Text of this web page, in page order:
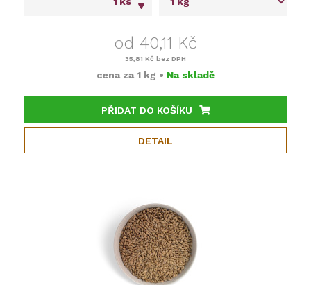
od 40,11 Kč
35,81 Kč bez DPH
cena za 1 kg • Na skladě
PŘIDAT DO KOŠÍKU
DETAIL